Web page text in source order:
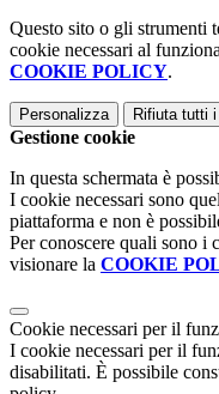
Questo sito o gli strumenti
cookie necessari al
COOKIE POLICY.
Personalizza Rifiuta tutti i
Gestione cookie
In questa schermata è
I cookie necessari sono
piattaforma e non è
Per conoscere quali sono i
visionare la COOKIE
Cookie necessari per il
I cookie necessari per il
disabilitati. È possibile